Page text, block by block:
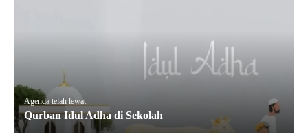
Agenda telah lewat
Qurban Idul Adha di Sekolah